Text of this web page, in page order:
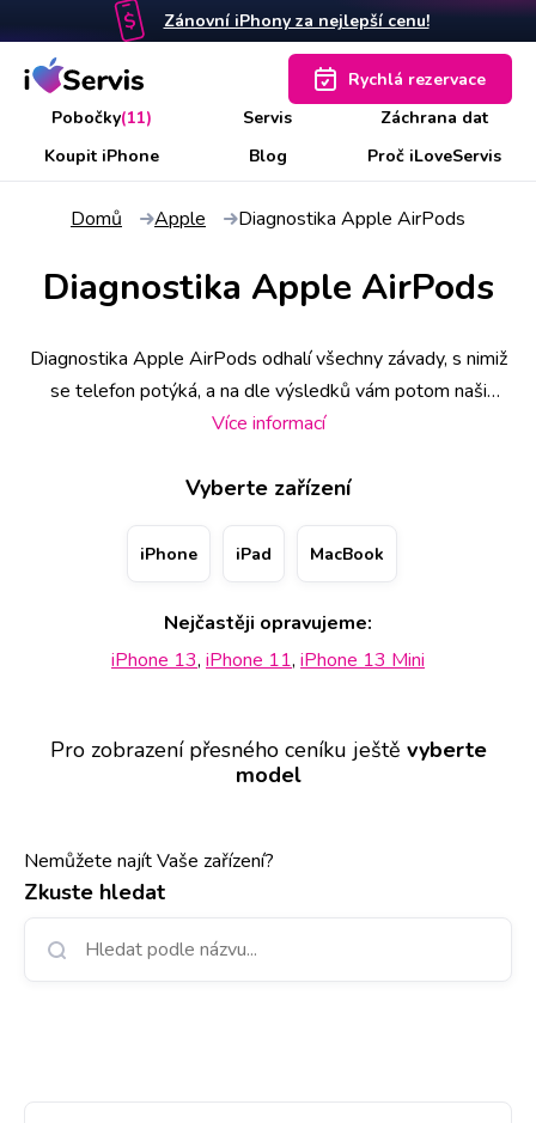
Zánovní iPhony za nejlepší cenu!
Pobočky(11) Servis
Záchrana dat
Koupit iPhone
Blog Proč iLoveServis
Rychlá rezervace
Domů Apple Diagnostika Apple AirPods
Diagnostika Apple AirPods
Diagnostika Apple AirPods odhalí všechny závady, s nimiž
se telefon potýká, a na dle výsledků vám potom naši
technici navrhnou nejlepší možné řešení. Někdy ji lze
chybových hlášek, případně poškozené základní desky
AirPods vyžadovat času více. Přednostní obsluhu vám
stránky) konkrétního data na vybrané pobočce na 11
místech po ČR.
Více informací
Vyberte zařízení
iPhone iPad MacBook
Nejčastěji opravujeme:
iPhone 13, iPhone 11, iPhone 13 Mini
Pro zobrazení přesného ceníku ještě vyberte
model
Nemůžete najít Vaše zařízení?
Zkuste hledat